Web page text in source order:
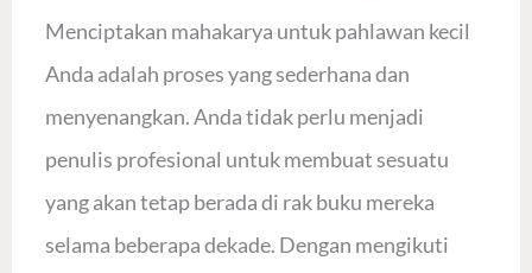
Menciptakan mahakarya untuk pahlawan kecil
Anda adalah proses yang sederhana dan
menyenangkan. Anda tidak perlu menjadi
penulis profesional untuk membuat sesuatu
yang akan tetap berada di rak buku mereka
selama beberapa dekade. Dengan mengikuti